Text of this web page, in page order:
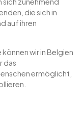
die sich in
auf ihren
wir in Belgien
das
ermöglicht,